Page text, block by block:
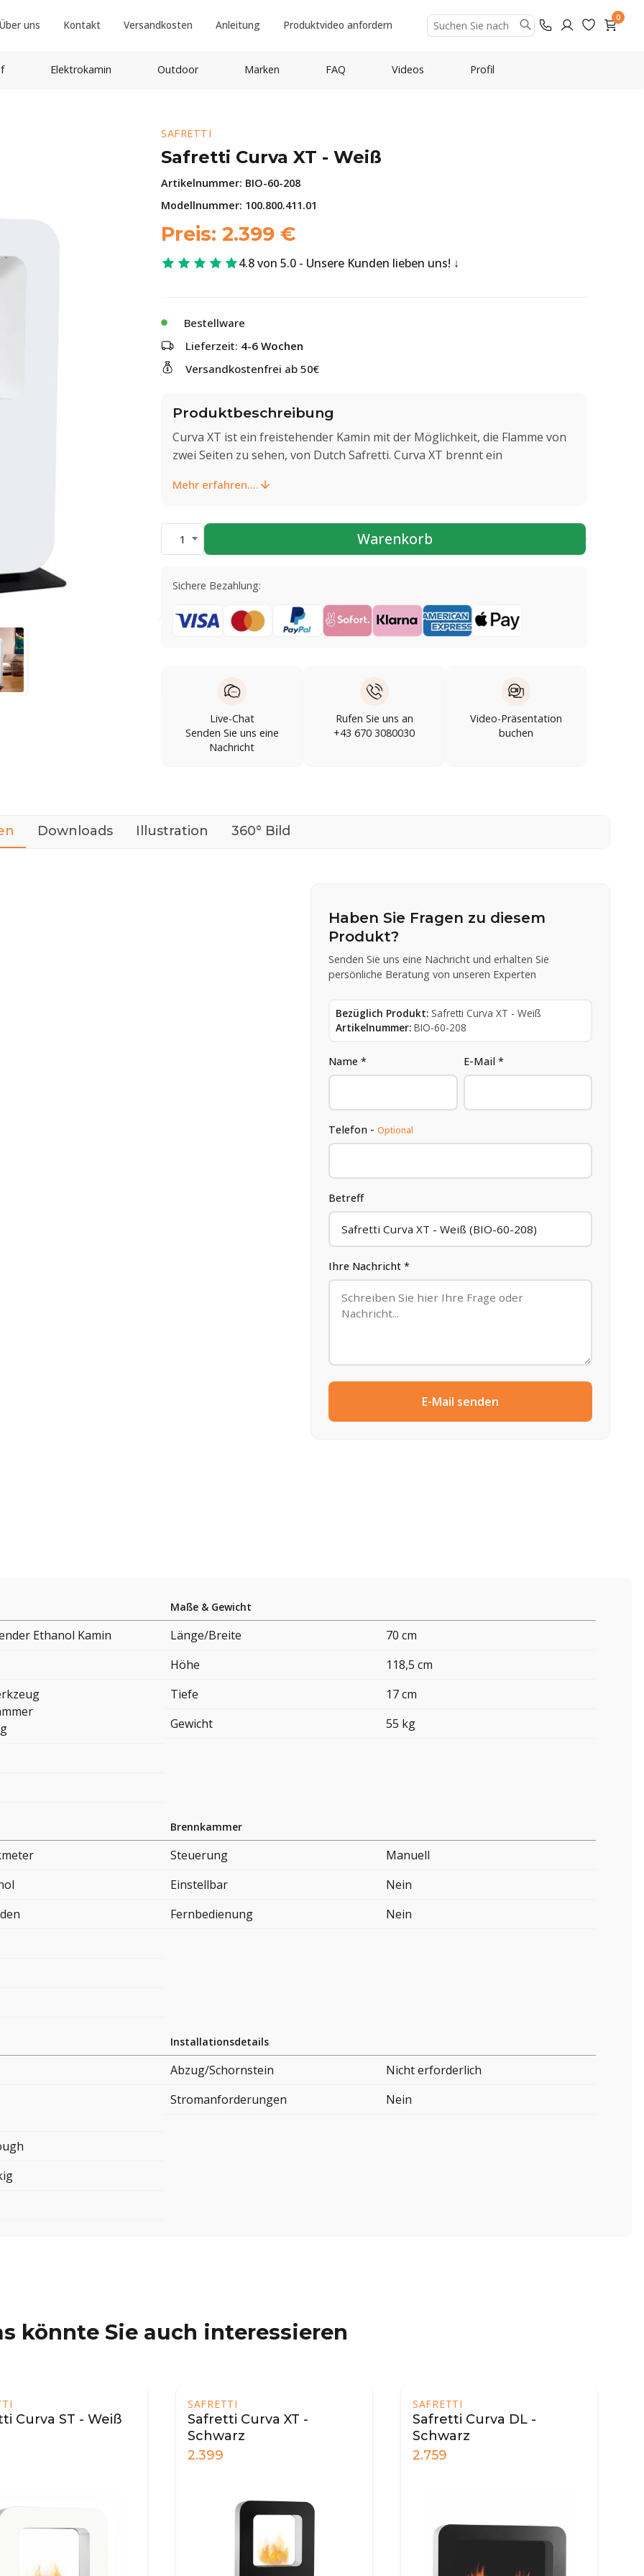
Über uns Kontakt Versandkosten Anleitung Produktvideo anfordern
0
Elektrokamin Outdoor Marken FAQ Videos Profil
SAFRETTI
Safretti Curva XT - Weiß
Artikelnummer: BIO-60-208
Modellnummer: 100.800.411.01
Preis: 2.399 €
4.8 von 5.0 - Unsere Kunden lieben uns!
Bestellware
Lieferzeit: 4-6 Wochen
Versandkostenfrei ab 50€
Produktbeschreibung
Curva XT ist ein freistehender Kamin mit der Möglichkeit, die Flamme von
zwei Seiten zu sehen, von Dutch Safretti. Curva XT brennt ein
Mehr erfahren....
1 Warenkorb
Sichere Bezahlung:
Live-Chat
Senden Sie uns eine
Nachricht
Rufen Sie uns an
+43 670 3080030
Video-Präsentation
buchen
Downloads Illustration 360° Bild
Haben Sie Fragen zu diesem
Produkt?
Senden Sie uns eine Nachricht und erhalten Sie
persönliche Beratung von unseren Experten
Bezüglich Produkt: Safretti Curva XT - Weiß
Artikelnummer: BIO-60-208
Name * E-Mail *
Telefon -Optional
Betreff
Ihre Nachricht *
E-Mail senden
Ethanol Kamin
Maße & Gewicht
Länge/Breite
70 cm
Höhe
118,5 cm
Tiefe
17 cm
Gewicht
55 kg
Brennkammer
Steuerung
Manuell
Einstellbar
Nein
Fernbedienung
Nein
Installationsdetails
Abzug/Schornstein
Nicht erforderlich
Stromanforderungen
Nein
könnte Sie auch interessieren
ST - Weiß
SAFRETTI
Safretti Curva XT -
Schwarz
2.399
SAFRETTI
Safretti Curva DL -
Schwarz
2.759